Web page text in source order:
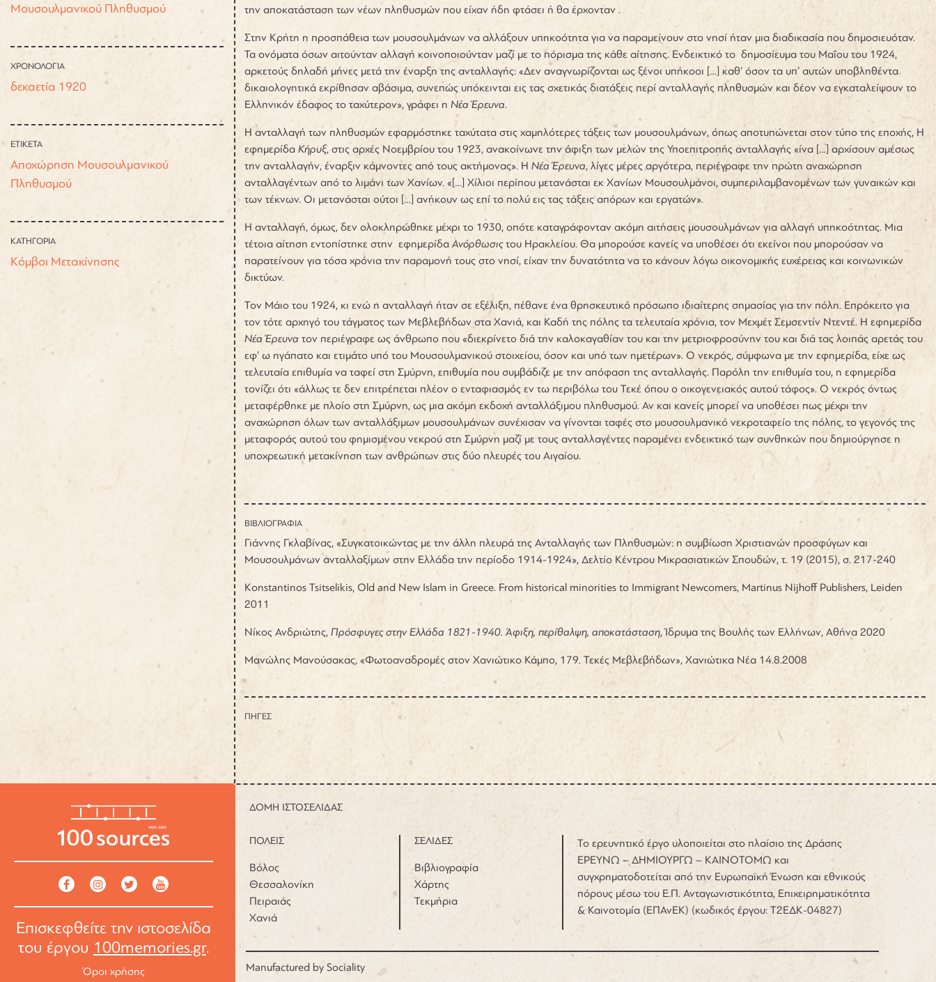
Μουσουλμανικού Πληθυσμού
ΧΡΟΝΟΛΟΓΙΑ
δεκαετία 1920
ΕΤΙΚΕΤΑ
Αποχώρηση Μουσουλμανικού
Πληθυσμού
ΚΑΤΗΓΟΡΙΑ
Κόμβοι Μετακίνησης
την αποκατάσταση των νέων πληθυσμών που είχαν ήδη φτάσει ή θα έρχονταν .
Στην Κρήτη η προσπάθεια των μουσουλμάνων να αλλάξουν υπηκοότητα για να παραμείνουν στο νησί ήταν μια διαδικασία που δημοσιευόταν.
Τα ονόματα όσων αιτούνταν αλλαγή κοινοποιούνταν μαζί με το πόρισμα της κάθε αίτησης. Ενδεικτικό το δημοσίευμα του Μαΐου του 1924,
αρκετούς δηλαδή μήνες μετά την έναρξη της ανταλλαγής: «Δεν αναγνωρίζονται ως ξένοι υπήκοοι […] καθ’ όσον τα υπ’ αυτών υποβληθέντα
δικαιολογητικά εκρίθησαν αβάσιμα, συνεπώς υπόκεινται εις τας σχετικάς διατάξεις περί ανταλλαγής πληθυσμών και δέον να εγκαταλείψουν το
Ελληνικόν έδαφος το ταχύτερον», γράφει η Νέα Έρευνα.
Η ανταλλαγή των πληθυσμών εφαρμόστηκε ταχύτατα στις χαμηλότερες τάξεις των μουσουλμάνων, όπως αποτυπώνεται στον τύπο της εποχής, Η
εφημερίδα Κήρυξ, στις αρχές Νοεμβρίου του 1923, ανακοίνωνε την άφιξη των μελών της Υποεπιτροπής ανταλλαγής «ίνα […] αρχίσουν αμέσως
την ανταλλαγήν, έναρξιν κάμνοντες από τους ακτήμονας». Η Νέα Έρευνα, λίγες μέρες αργότερα, περιέγραφε την πρώτη αναχώρηση
ανταλλαγέντων από το λιμάνι των Χανίων. «[…] Χίλιοι περίπου μετανάσται εκ Χανίων Μουσουλμάνοι, συμπεριλαμβανομένων των γυναικών και
των τέκνων. Οι μετανάσται ούτοι […] ανήκουν ως επί το πολύ εις τας τάξεις απόρων και εργατών».
Η ανταλλαγή, όμως, δεν ολοκληρώθηκε μέχρι το 1930, οπότε καταγράφονταν ακόμη αιτήσεις μουσουλμάνων για αλλαγή υπηκοότητας. Μια
τέτοια αίτηση εντοπίστηκε στην εφημερίδα Ανόρθωσιςτου Ηρακλείου. Θα μπορούσε κανείς να υποθέσει ότι εκείνοι που μπορούσαν να
παρατείνουν για τόσα χρόνια την παραμονή τους στο νησί, είχαν την δυνατότητα να το κάνουν λόγω οικονομικής ευχέρειας και κοινωνικών
δικτύων.
Τον Μάιο του 1924, κι ενώ η ανταλλαγή ήταν σε εξέλιξη, πέθανε ένα θρησκευτικό πρόσωπο ιδιαίτερης σημασίας για την πόλη. Επρόκειτο για
τον τότε αρχηγό του τάγματος των Μεβλεβήδων στα Χανιά, και Καδή της πόλης τα τελευταία χρόνια, τον Μεχμέτ Σεμσεντίν Ντεντέ. Η εφημερίδα
Νέα Έρευνα τον περιέγραφε ως άνθρωπο που «διεκρίνετο διά την καλοκαγαθίαν του και την μετριοφροσύνην του και διά τας λοιπάς αρετάς του
εφ’ ω ηγάπατο και ετιμάτο υπό του Μουσουλμανικού στοιχείου, όσον και υπό των ημετέρων». Ο νεκρός, σύμφωνα με την εφημερίδα, είχε ως
τελευταία επιθυμία να ταφεί στη Σμύρνη, επιθυμία που συμβάδιζε με την απόφαση της ανταλλαγής. Παρόλη την επιθυμία του, η εφημερίδα
τονίζει ότι «άλλως τε δεν επιτρέπεται πλέον ο ενταφιασμός εν τω περιβόλω του Τεκέ όπου ο οικογενειακός αυτού τάφος». Ο νεκρός όντως
μεταφέρθηκε με πλοίο στη Σμύρνη, ως μια ακόμη εκδοχή ανταλλάξιμου πληθυσμού. Αν και κανείς μπορεί να υποθέσει πως μέχρι την
αναχώρηση όλων των ανταλλάξιμων μουσουλμάνων συνέχισαν να γίνονται ταφές στο μουσουλμανικό νεκροταφείο της πόλης, το γεγονός της
μεταφοράς αυτού του φημισμένου νεκρού στη Σμύρνη μαζί με τους ανταλλαγέντες παραμένει ενδεικτικό των συνθηκών που δημιούργησε η
υποχρεωτική μετακίνηση των ανθρώπων στις δύο πλευρές του Αιγαίου.
ΒΙΒΛΙΟΓΡΑΦΙΑ
Γιάννης Γκλαβίνας, «Συγκατοικώντας με την άλλη πλευρά της Ανταλλαγής των Πληθυσμών: η συμβίωση Χριστιανών προσφύγων και
Μουσουλμάνων ανταλλαξίμων στην Ελλάδα την περίοδο 1914-1924», Δελτίο Κέντρου Μικρασιατικών Σπουδών, τ. 19 (2015), σ. 217-240
Konstantinos Tsitselikis, Old and New Islam in Greece. From historical minorities to Immigrant Newcomers, Martinus Nijhoff Publishers, Leiden
2011
Νίκος Ανδριώτης, Πρόσφυγες στην Ελλάδα 1821-1940. Άφιξη, περίθαλψη, αποκατάσταση, Ίδρυμα της Βουλής των Ελλήνων, Αθήνα 2020
Μανώλης Μανούσακας, «Φωτοαναδρομές στον Χανιώτικο Κάμπο, 179. Τεκές Μεβλεβήδων», Χανιώτικα Νέα 14.8.2008
ΠΗΓΕΣ
Επισκεφθείτε την ιστοσελίδα
του έργου 100memories.gr.
Όροι χρήσης
ΔΟΜΗ ΙΣΤΟΣΕΛΙΔΑΣ
ΠΟΛΕΙΣ
Βόλος
Θεσσαλονίκη
Πειραιάς
Χανιά
ΣΕΛΙΔΕΣ
Βιβλιογραφία
Χάρτης
Τεκμήρια
Το ερευνητικό έργο υλοποιείται στο πλαίσιο της Δράσης
ΕΡΕΥΝΩ – ΔΗΜΙΟΥΡΓΩ – ΚΑΙΝΟΤΟΜΩ και
συγχρηματοδοτείται από την Ευρωπαϊκή Ένωση και εθνικούς
πόρους μέσω του Ε.Π. Ανταγωνιστικότητα, Επιχειρηματικότητα
& Καινοτομία (ΕΠΑνΕΚ) (κωδικός έργου: Τ2ΕΔΚ-04827)
Manufactured by Sociality